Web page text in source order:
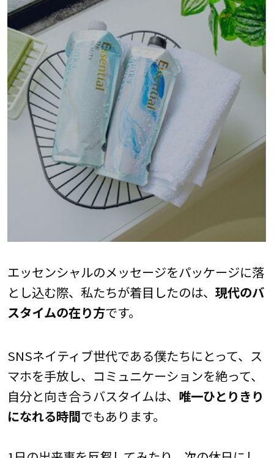
エッセンシャルのメッセージをパッケージに落
とし込む際、私たちが着目したのは、 現代のバ
スタイムの在り方です。
SNSネイティブ世代である僕たちにとって、ス
マホを手放し、コミュニケーションを絶って、
自分と向き合うバスタイムは、 唯一ひとりきり
になれる時間でもあります。